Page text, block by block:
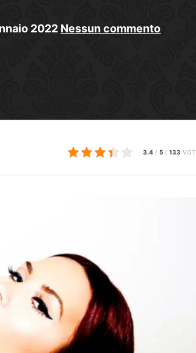
2022 Nessun commento
3.4 / 5 ( 133